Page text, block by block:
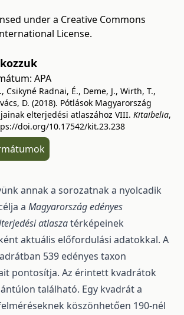
under a Creative Commons
License.
APA
Csikyné Radnai, É., Deme, J., Wirth, T.,
D. (2018). Pótlások Magyarország
elterjedési atlaszához VIII. Kitaibelia,
doi.org/10.17542/kit.23.238
annak a sorozatnak a nyolcadik
a Magyaror­szág edényes
atlaszatérképeinek
aktuális előfordulási adatokkal. A
539 edényes taxon
pontosítja. Az érintett kvadrátok
található. Egy kvadrát a
köszönhetően 190-nél